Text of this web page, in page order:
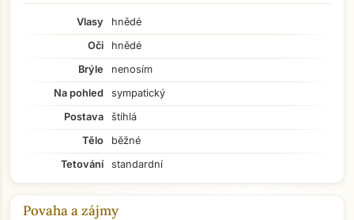
Vlasy
hnědé
Oči
hnědé
Brýle
nenosím
Na pohled
sympatický
Postava
štíhlá
Tělo
běžné
Tetování
standardní
Povaha a zájmy